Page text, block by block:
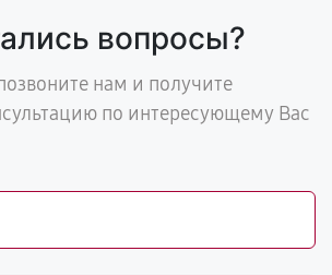
вопросы?
нам и получите
по интересующему Вас